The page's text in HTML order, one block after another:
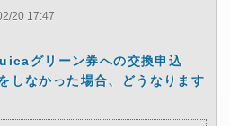
20 17:47
グリーン券への交換申込
しなかった場合、どうなります